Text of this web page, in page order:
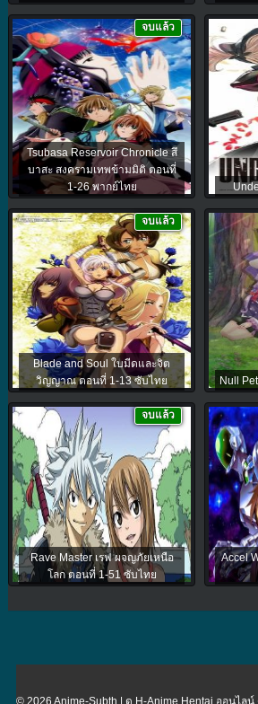
Tsubasa Reservoir Chronicle สึ
บาสะ สงครามเทพข้ามมิติ ตอนที่
1-26 พากย์ไทย
จบแล้ว
Blade and Soul ใบมีดและจิต
วิญญาณ ตอนที่ 1-13 ซับไทย
จบแล้ว
Null
Rave Master เรฟ ผจญภัยเหนือ
โลก ตอนที่ 1-51 ซับไทย
จบแล้ว
Accel
© 2026 Anime-Subth | ดู H-Anime Hentai ออนไล